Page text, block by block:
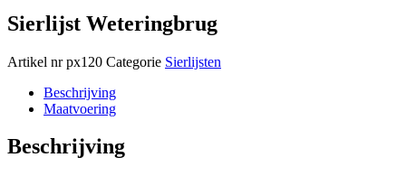
Sierlijst Weteringbrug
Artikel nrpx120 Categorie Sierlijsten
Beschrijving
Maatvoering
Beschrijving